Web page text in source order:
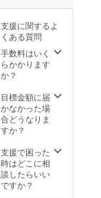
ます。
レンタ
ルス
ペース
ツリー
ハウス
・その
の交通
費は支
援者様
りま
す。
化する
詳細は
個別相
談とさ
せてい
ただき
<得られ
るメ
リット>
〇「釣
き」の
コミュ
ニ
ティー
支援に関するよ
くある質問
手数料はいく
らかかります
か？
目標金額に届
かなかった場
合どうなりま
すか？
支援で困った
時はどこに相
談したらいい
ですか？